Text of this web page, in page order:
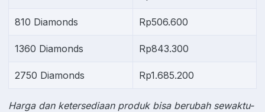
810 Diamonds Rp506.600
1360 Diamonds Rp843.300
2750 Diamonds Rp1.685.200
Harga dan ketersediaan produk bisa berubah sewaktu-